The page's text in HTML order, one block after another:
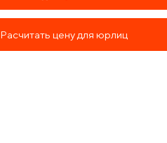
Расчитать цену для юрлиц